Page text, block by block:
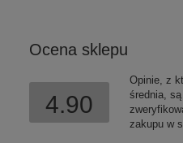
Ocena sklepu
4.90
Opinie, z
średnia,
zakupu w